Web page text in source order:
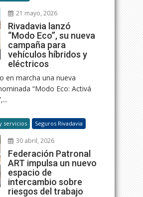
21 mayo, 2026
Rivadavia lanzó
“Modo Eco”, su nueva
campaña para
vehículos híbridos y
eléctricos
en marcha una nueva
“Modo Eco: Activá
servicios
Seguros Rivadavia
30 abril, 2026
Federación Patronal
ART impulsa un nuevo
espacio de
intercambio sobre
riesgos del trabajo